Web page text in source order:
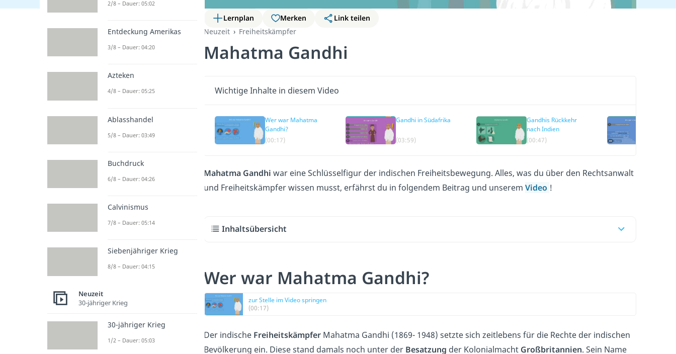
Lernplan Merken
Link teilen
Neuzeit
Freiheitskämpfer
Mahatma Gandhi
Wichtige Inhalte in diesem Video
Wer war Mahatma
Gandhi?
(00:17)
Gandhi in Südafrika
(03:59)
Gandhis Rückkehr
nach Indien
(00:47)
Mahatma Gandhi war eine Schlüsselfigur der indischen Freiheitsbewegung. Alles, was du über den Rechtsanwalt
und Freiheitskämpfer wissen musst, erfährst du in folgendem Beitrag und unserem Video !
Inhaltsübersicht
Wer war Mahatma Gandhi?
zur Stelle im Video springen
(00:17)
Der indische Freiheitskämpfer Mahatma Gandhi (1869- 1948) setzte sich zeitlebens für die Rechte der indischen
Bevölkerung ein. Diese stand damals noch unter der Besatzung der Kolonialmacht Großbritannien. Sein Name
2/8 – Dauer: 05:02
Entdeckung Amerikas
3/8 – Dauer: 04:20
Azteken
4/8 – Dauer: 05:25
Ablasshandel
5/8 – Dauer: 03:49
Buchdruck
6/8 – Dauer: 04:26
Calvinismus
7/8 – Dauer: 05:14
Siebenjähriger Krieg
8/8 – Dauer: 04:15
Neuzeit
30-jähriger Krieg
30-jähriger Krieg
1/2 – Dauer: 05:03